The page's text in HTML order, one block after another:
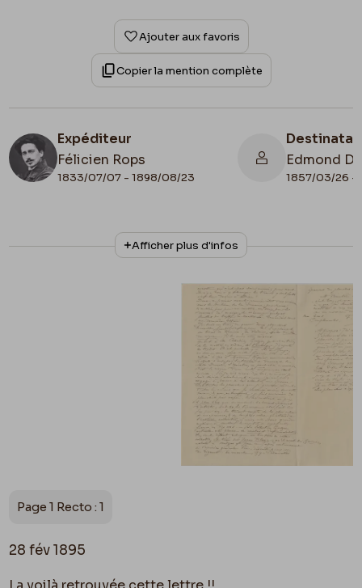
Ajouter aux favoris
Copier la mention complète
Expéditeur
Félicien Rops
1833/07/07 - 1898/08/23
Edmond
1857/03/26 -
N° d'inventaire
LEpr/143
Collationnage
Autographe
Belgique, Province de Namur, musée Félicien
Rops, Province de Namur
La voilà retrouvée cette lettre !!
Afficher plus d'infos
Page 1 Recto : 1
28 fév 1895